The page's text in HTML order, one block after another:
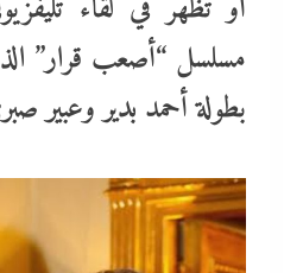
بطولة أحمد بدير وعبير